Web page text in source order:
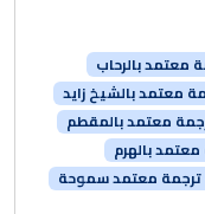
معتمد بالرحاب
معتمد بالشيخ زايد
معتمد بالمقطم
بالهرم
معتمد سموحة